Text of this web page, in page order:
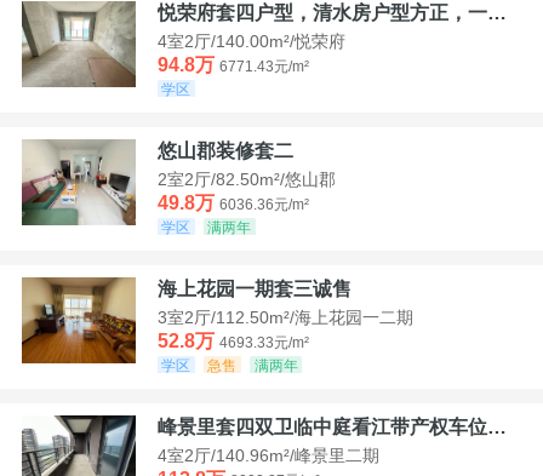
悦荣府套四户型，清水房户型方正，一口价94，8
4室2厅/140.00m²/悦荣府
94.8万 6771.43元/m²
学区
悠山郡装修套二
2室2厅/82.50m²/悠山郡
49.8万 6036.36元/m²
学区
满两年
海上花园一期套三诚售
3室2厅/112.50m²/海上花园一二期
52.8万 4693.33元/m²
学区
急售 满两年
峰景里套四双卫临中庭看江带产权车位诚售
4室2厅/140.96m²/峰景里二期